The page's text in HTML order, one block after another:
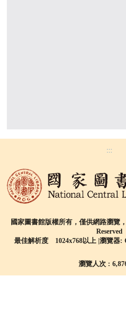
:::
國家圖書館版權所有，僅供網路瀏覽
Reserved
最佳解析度 1024x768以上 |瀏覽器:
瀏覽人次 :